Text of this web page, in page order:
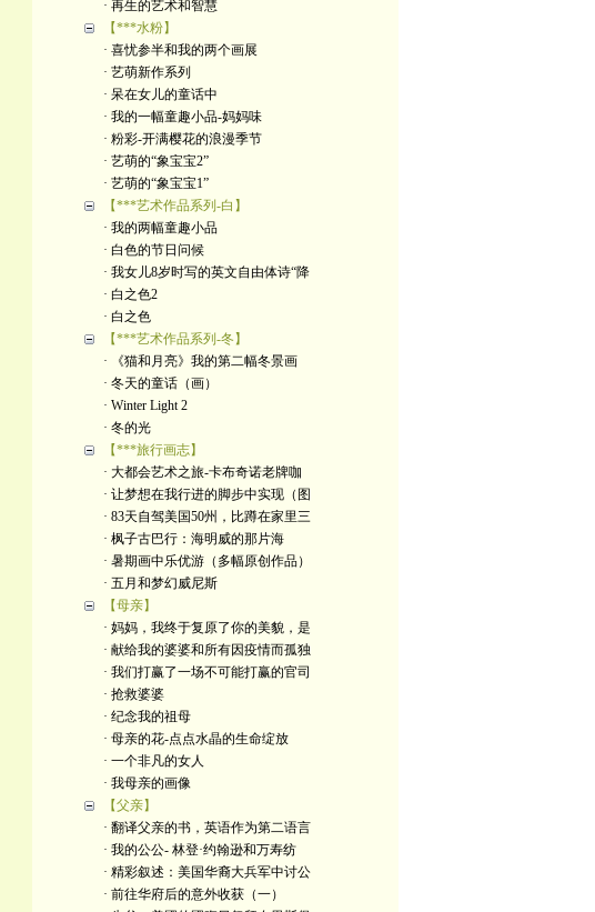
· 再生的艺术和智慧
【***水粉】
· 喜忧参半和我的两个画展
· 艺萌新作系列
· 呆在女儿的童话中
· 我的一幅童趣小品-妈妈味
· 粉彩-开满樱花的浪漫季节
· 艺萌的“象宝宝2”
· 艺萌的“象宝宝1”
【***艺术作品系列-白】
· 我的两幅童趣小品
· 白色的节日问候
· 我女儿8岁时写的英文自由体诗“降
· 白之色2
· 白之色
【***艺术作品系列-冬】
· 《猫和月亮》我的第二幅冬景画
· 冬天的童话（画）
· Winter Light 2
· 冬的光
【***旅行画志】
· 大都会艺术之旅-卡布奇诺老牌咖
· 让梦想在我行进的脚步中实现（图
· 83天自驾美国50州，比蹲在家里三
· 枫子古巴行：海明威的那片海
· 暑期画中乐优游（多幅原创作品）
· 五月和梦幻威尼斯
【母亲】
· 妈妈，我终于复原了你的美貌，是
· 献给我的婆婆和所有因疫情而孤独
· 我们打赢了一场不可能打赢的官司
· 抢救婆婆
· 纪念我的祖母
· 母亲的花-点点水晶的生命绽放
· 一个非凡的女人
· 我母亲的画像
【父亲】
· 翻译父亲的书，英语作为第二语言
· 我的公公- 林登·约翰逊和万寿纺
· 精彩叙述：美国华裔大兵军中讨公
· 前往华府后的意外收获（一）